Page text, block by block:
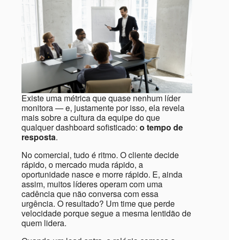
Existe uma métrica que quase nenhum líder
monitora — e, justamente por isso, ela revela
mais sobre a cultura da equipe do que
qualquer dashboard sofisticado: o tempo de
resposta.
No comercial, tudo é ritmo. O cliente decide
rápido, o mercado muda rápido, a
oportunidade nasce e morre rápido. E, ainda
assim, muitos líderes operam com uma
cadência que não conversa com essa
urgência. O resultado? Um time que perde
velocidade porque segue a mesma lentidão de
quem lidera.